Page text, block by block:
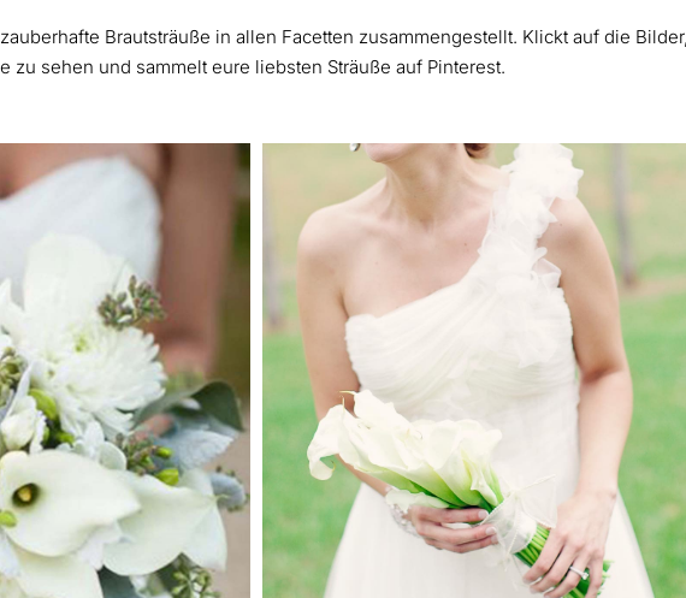
Brautsträuße in allen Facetten zusammengestellt. Klickt auf die Bilder,
zu sehen und sammelt eure liebsten Sträuße auf Pinterest.